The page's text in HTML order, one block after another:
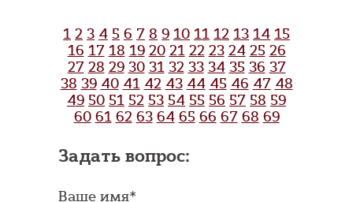
1 2 3 4 5 6 7 8 9 10 11 12 13 14 15
16 17 18 19 20 21 22 23 24 25 26
27 28 29 30 31 32 33 34 35 36 37
38 39 40 41 42 43 44 45 46 47 48
49 50 51 52 53 54 55 56 57 58 59
60 61 62 63 64 65 66 67 68 69
Задать вопрос:
Ваше имя*